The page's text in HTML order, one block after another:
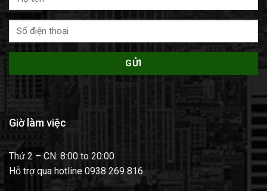
Giờ làm việc
Thứ 2 – CN: 8:00 to 20:00
Hỗ trợ qua hotline 0938 269 816